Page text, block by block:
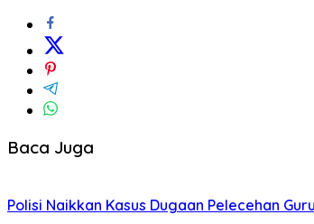
Baca Juga
Polisi Naikkan Kasus Dugaan Pelecehan